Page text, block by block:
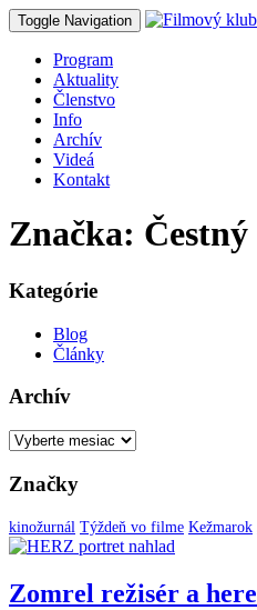
Toggle Navigation
Program
Aktuality
Členstvo
Info
Archív
Videá
Kontakt
Značka: Čestný
Kategórie
Blog
Články
Archív
Archív
Značky
kinožurnál Týždeň vo filme Kežmarok
Zomrel režisér a